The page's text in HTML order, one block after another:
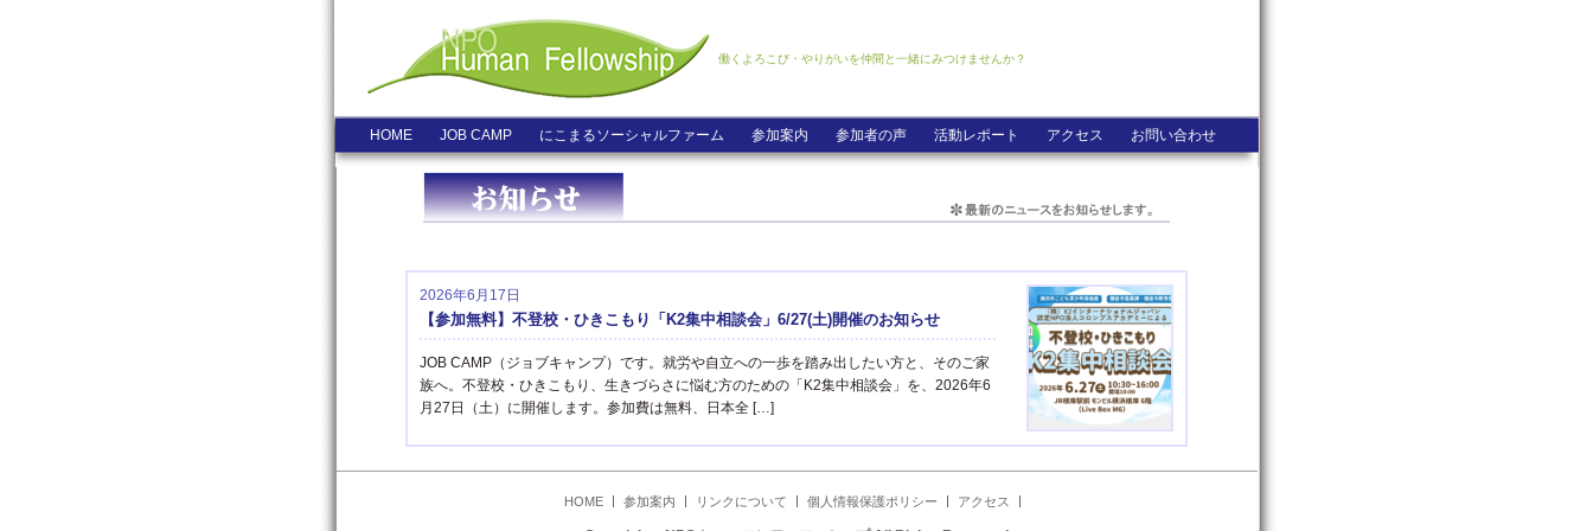
働くよろこび・やりがいを仲間と一緒にみつけませんか？
HOME JOB CAMP にこまるソーシャルファーム 参加案内 参加者の声 活動レポート アクセス お問い合わせ
2026年6月17日
【参加無料】不登校・ひきこもり「K2集中相談会」6/27(土)開催のお知らせ
JOB CAMP（ジョブキャンプ）です。就労や自立への一歩を踏み出したい方と、そのご家
族へ。不登校・ひきこもり、生きづらさに悩む方のための「K2集中相談会」を、2026年6
月27日（土）に開催します。参加費は無料、日本全 […]
HOME 参加案内 リンクについて 個人情報保護ポリシー アクセス